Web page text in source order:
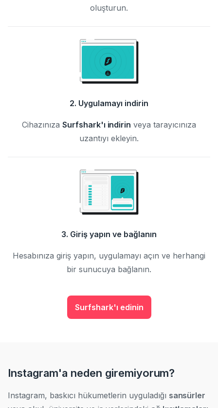
oluşturun.
2. Uygulamayı indirin
Cihazınıza Surfshark'ı indirin veya tarayıcınıza
uzantıyı ekleyin.
3. Giriş yapın ve bağlanın
Hesabınıza giriş yapın, uygulamayı açın ve herhangi
bir sunucuya bağlanın.
Surfshark'ı edinin
Instagram'a neden giremiyorum?
Instagram, baskıcı hükumetlerin uyguladığı sansürler